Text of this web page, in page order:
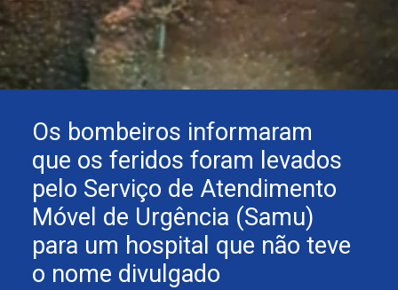
Os bombeiros informaram
que os feridos foram levados
pelo Serviço de Atendimento
Móvel de Urgência (Samu)
para um hospital que não teve
o nome divulgado